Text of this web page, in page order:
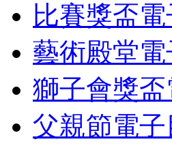
比賽獎盃
藝術殿堂
獅子會獎
父親節電子